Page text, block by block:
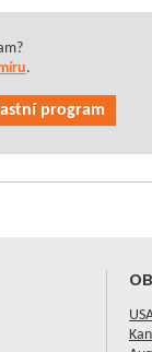
.
program